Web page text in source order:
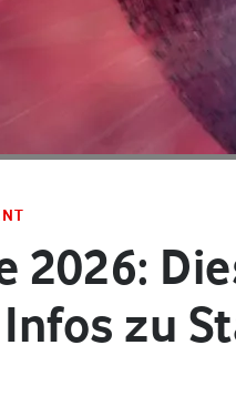
2026:
zu